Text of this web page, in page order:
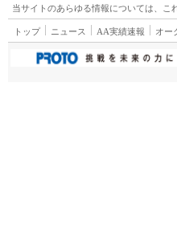
当サイトのあらゆる情報については、
トップ ニュース AA実績速報 オー